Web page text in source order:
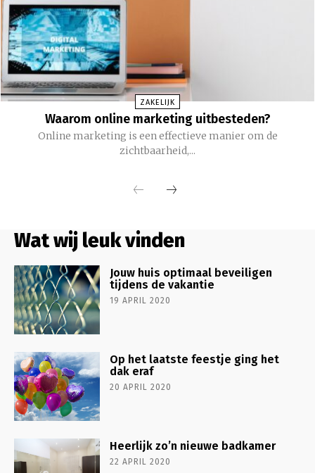
ZAKELIJK
Waarom online marketing uitbesteden?
Online marketing is een effectieve manier om de
zichtbaarheid,...
Wat wij leuk vinden
Jouw huis optimaal beveiligen
tijdens de vakantie
19 APRIL 2020
Op het laatste feestje ging het
dak eraf
20 APRIL 2020
Heerlijk zo’n nieuwe badkamer
22 APRIL 2020